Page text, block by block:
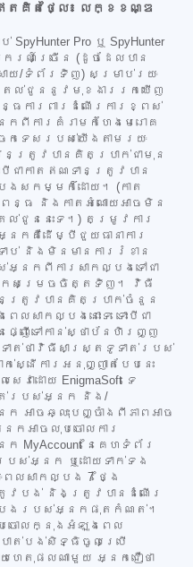
យឥតគិតថ្លៃ៖ លក្ខខណ្ឌ
Pro ឬ SpyHunter
រណ៍ច្រើន (ដូចដែលបាន
យ/ទំព័រទិញ) សម្រាប់រយៈ
តល់ជូននូវមុខងាររកឃើញ
ការពារដំណើរការខ្ពស់
ការគំរាមកំហែងមេរោគ
ទេសរបស់យើងតាមរយៈ
មិនត្រូវបានគិតប្រាក់ជាមុន
បីជាកាតឥណទានត្រូវបាន
បងសកម្មក៏ដោយ។ (កាត
ន្ធ និងកាតអំណោយអាចមិន
ននេះទេ។) តម្រូវការ
កគឺដើម្បីជួយធានាការ
ប់ និងមិនមានការរំខាន
កពីការសាកល្បងទៅជា
កសម្រេចចិត្តទិញ។ វិធី
រូវបានគិតប្រាក់ចំនួន
ាកល្បងនោះទេ ទោះបីជា
ផ្ញើទៅកាន់ស្ថាប័នហិរញ្ញ
ត់ថាវិធីសាស្ត្រទូទាត់របស់
នើការអនុញ្ញាតបែបនេះ
វាដោយ EnigmaSoft ទេ
ត់របស់អ្នក និង/
ាចឆ្លុះបញ្ចាំងពីភាពអាច
អាចលុបចោលការ
នៃគេហទំព័រ
របស់អ្នក ឬដោយទាក់ទង
េលសាកល្បង 7 ថ្ងៃ
រូវបង់ និងត្រូវបានដំណើរ
ល្បងរបស់អ្នកផុតកំណត់។
ោលក្នុងអំឡុងពេល
ត់បង់សិទ្ធិចូលប្រើ
យហេតុផលណាមួយ អ្នកជឿថា